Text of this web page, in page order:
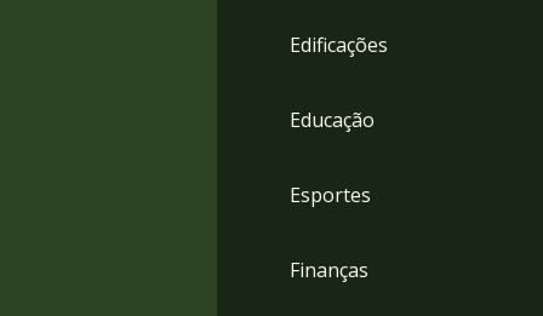
Edificações
Educação
Esportes
Finanças